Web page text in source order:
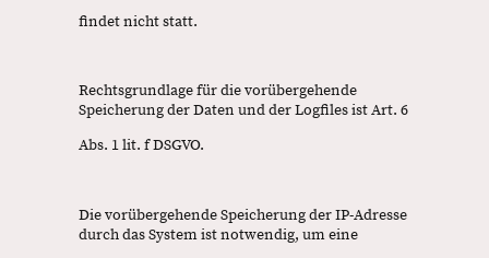
findet nicht statt.
Rechtsgrundlage für die vorübergehende
Speicherung der Daten und der Logfiles ist Art. 6
Abs. 1 lit. f DSGVO.
Die vorübergehende Speicherung der IP-Adresse
durch das System ist notwendig, um eine